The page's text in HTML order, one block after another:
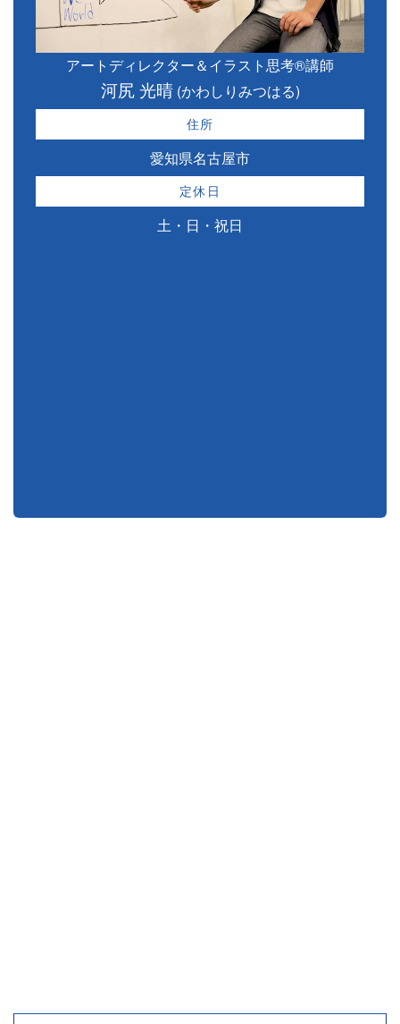
アートディレクター＆イラスト思考®講師
河尻 光晴(かわしりみつはる)
住所
愛知県名古屋市
定休日
土・日・祝日